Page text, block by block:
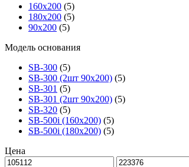
160х200 (5)
180х200 (5)
90х200 (5)
Модель основания
SB-300 (5)
SB-300 (2шт 90х200) (5)
SB-301 (5)
SB-301 (2шт 90х200) (5)
SB-320 (5)
SB-500i (160x200) (5)
SB-500i (180x200) (5)
Цена